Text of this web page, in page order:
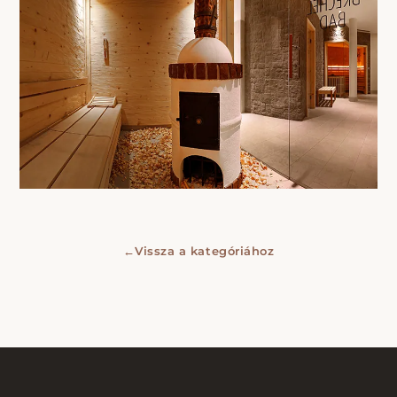
←Vissza a kategóriához